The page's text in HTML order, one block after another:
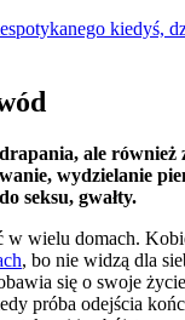
kiedyś,
ale również
wydzielanie
seksu, gwałty.
w wielu domach.
, bo nie widzą dla
się o swoje
próba odejścia